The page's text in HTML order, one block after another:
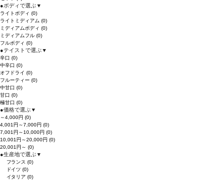
●ボディで選ぶ▼
ライトボディ (0)
ライトミディアム (0)
ミディアムボディ (0)
ミディアムフル (0)
フルボディ (0)
●テイストで選ぶ▼
辛口 (0)
中辛口 (0)
オフドライ (0)
フルーティー (0)
中甘口 (0)
甘口 (0)
極甘口 (0)
●価格で選ぶ▼
～4,000円 (0)
4,001円～7,000円 (0)
7,001円～10,000円 (0)
10,001円～20,000円 (0)
20,001円～ (0)
●生産地で選ぶ▼
フランス(0)
ドイツ(0)
イタリア(0)